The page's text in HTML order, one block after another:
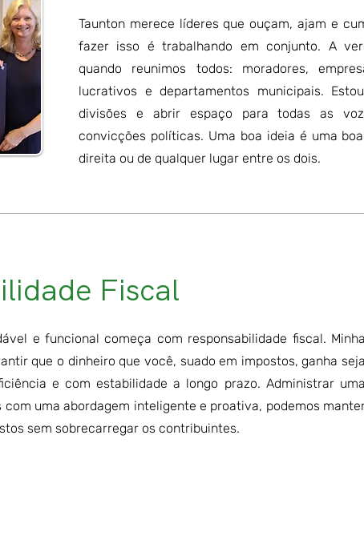
Taunton merece líderes que ouçam, ajam e
fazer isso é trabalhando em conjunto. A
quando reunimos todos: moradores,
lucrativos e departamentos municipais.
divisões e abrir espaço para todas as
convicções políticas. Uma boa ideia é uma
direita ou de qualquer lugar entre os dois.
Fiscal
e funcional começa com responsabilidade fiscal. Minha
que o dinheiro que você, suado em impostos, ganha seja
e com estabilidade a longo prazo. Administrar uma
com uma abordagem inteligente e proativa, podemos
sem sobrecarregar os contribuintes.